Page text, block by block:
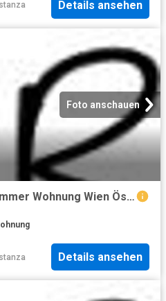
Details ansehen
Foto anschauen
Zu Verkaufen 3 Schlafzimmer Wohnung Wien Österreich DS103375832
Details ansehen